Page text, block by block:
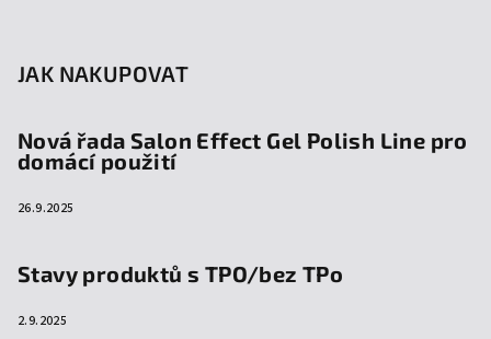
JAK NAKUPOVAT
Nová řada Salon Effect Gel Polish Line pro
domácí použití
26.9.2025
Stavy produktů s TPO/bez TPo
2.9.2025